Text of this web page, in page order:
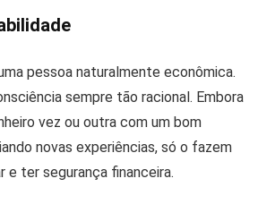
pessoa naturalmente econômica.
sempre tão racional. Embora
vez ou outra com um bom
novas experiências, só o fazem
e ter segurança financeira.